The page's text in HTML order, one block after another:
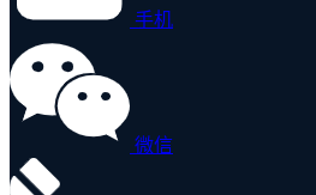
手机
微信